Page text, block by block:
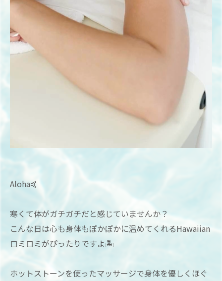
Aloha🤙
寒くて体がガチガチだと感じていませんか？
こんな日は心も身体もぽかぽかに温めてくれるHawaiian
ロミロミがぴったりですよ🏝
ホットストーンを使ったマッサージで身体を優しくほぐ